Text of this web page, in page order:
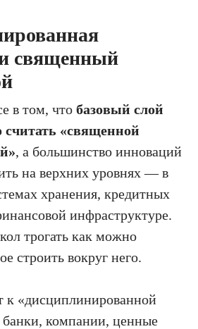
священный
в том, что базовый слой
«священной
, а большинство инноваций
на верхних уровнях — в
хранения, кредитных
инфраструктуре.
трогать как можно
строить вокруг него.
к «дисциплинированной
банки, компании, ценные